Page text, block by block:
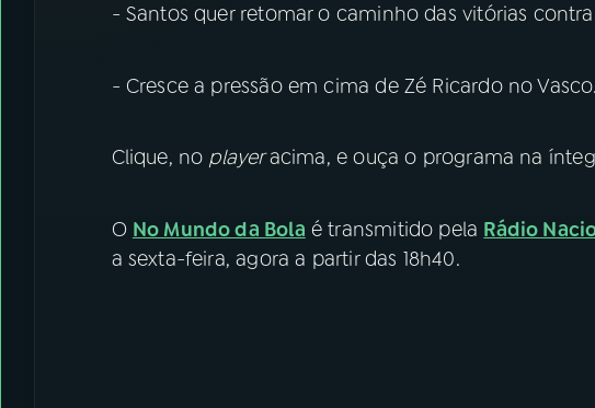
- Santos quer retomar o caminho das vitórias
- Cresce a pressão em cima de Zé Ricardo no Vasco.
Clique, no playeracima, e ouça o programa na
O No Mundo da Bola é transmitido pela Rádio
a sexta-feira, agora a partir das 18h40.